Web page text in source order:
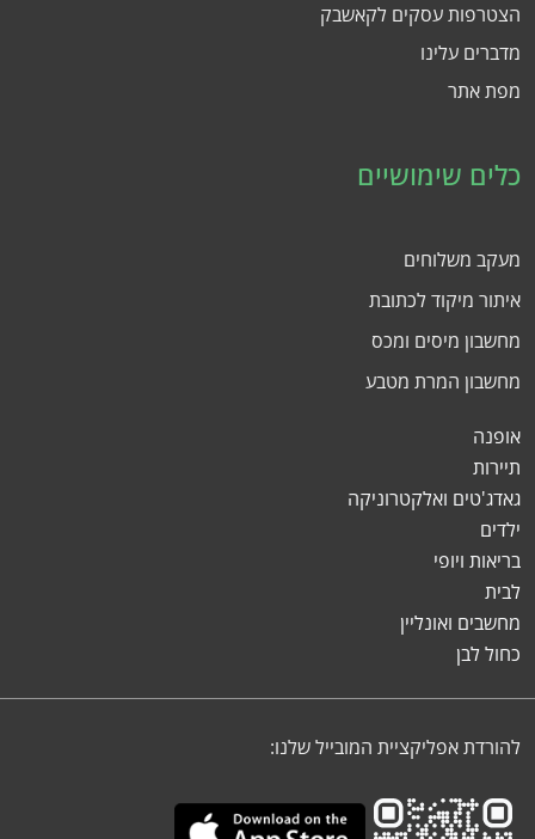
הצטרפות עסקים לקאשבק
מדברים עלינו
מפת אתר
כלים שימושיים
מעקב משלוחים
איתור מיקוד לכתובת
מחשבון מיסים ומכס
מחשבון המרת מטבע
אופנה
תיירות
גאדג'טים ואלקטרוניקה
ילדים
בריאות ויופי
לבית
מחשבים ואונליין
כחול לבן
להורדת אפליקציית המובייל שלנו: